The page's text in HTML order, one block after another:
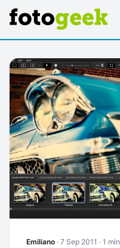
Emiliano · 7 Sep 2011 · 1 min